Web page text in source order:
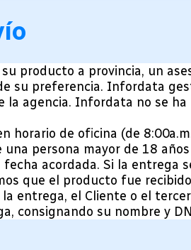
producto a provincia, un
su preferencia. Infordata
agencia. Infordata no se
horario de oficina (de
persona mayor de 18
acordada. Si la entrega
que el producto fue
entrega, el Cliente o el
consignando su nombre y